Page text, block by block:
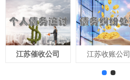
江苏催收公司 江苏收账公司